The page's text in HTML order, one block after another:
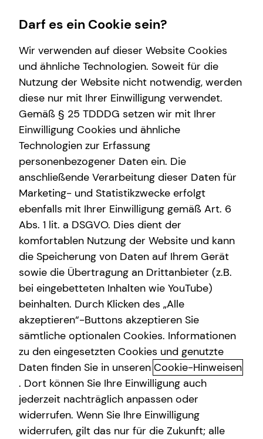
Wissenswertes
Über mich
Über tecis
Podcast
teamzukunft
Karriere-Infos
Karrierechancen
Initiativbewerbung
Finanzberatung
Videoberatung
Spezialisten-Netzwerk
Private Krankenvorsorge
Immobilienfinanzierung
Betriebliche Altersvorsorge
Investment
Kapitalanlage Immobilien
Altersvorsorge
Gewerbliche Versicherungen
Arbeitskraftabsicherung
Service
Kundenportal
Schadenabwicklung
Das ist tecis
Dürfen wir uns kurz vorstellen? Wir sind tecis – die
Finanzberatung deiner Generation – und begleiten dich
auf deinem Weg in eine finanziell selbstbestimmte
Zukunft. Altersvorsorge, Absicherung, Vermögensaufbau,
Immobilienfinanzierung – wir sind Ansprechpartner für
die finanziellen Fragen in deinem Leben.
Darf es ein Cookie sein?
Wir verwenden auf dieser Website Cookies
und ähnliche Technologien. Soweit für die
Nutzung der Website nicht notwendig, werden
diese nur mit Ihrer Einwilligung verwendet.
Gemäß § 25 TDDDG setzen wir mit Ihrer
Einwilligung Cookies und ähnliche
Technologien zur Erfassung
personenbezogener Daten ein. Die
anschließende Verarbeitung dieser Daten für
Marketing- und Statistikzwecke erfolgt
ebenfalls mit Ihrer Einwilligung gemäß Art. 6
Abs. 1 lit. a DSGVO. Dies dient der
komfortablen Nutzung der Website und kann
die Speicherung von Daten auf Ihrem Gerät
sowie die Übertragung an Drittanbieter (z.B.
bei eingebetteten Inhalten wie YouTube)
beinhalten. Durch Klicken des „Alle
akzeptieren“-Buttons akzeptieren Sie
sämtliche optionalen Cookies. Informationen
zu den eingesetzten Cookies und genutzte
Daten finden Sie in unseren Cookie-Hinweisen
. Dort können Sie Ihre Einwilligung auch
jederzeit nachträglich anpassen oder
widerrufen. Wenn Sie Ihre Einwilligung
widerrufen, gilt das nur für die Zukunft; alle